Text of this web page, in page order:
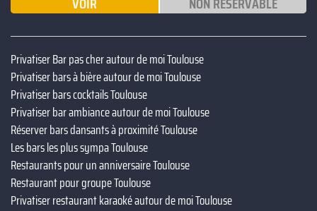
Privatiser Bar pas cher autour de moi Toulouse
Privatiser bars à bière autour de moi Toulouse
Privatiser bars cocktails Toulouse
Privatiser bar ambiance autour de moi Toulouse
Réserver bars dansants à proximité Toulouse
Les bars les plus sympa Toulouse
Restaurants pour un anniversaire Toulouse
Restaurant pour groupe Toulouse
Privatiser restaurant karaoké autour de moi Toulouse